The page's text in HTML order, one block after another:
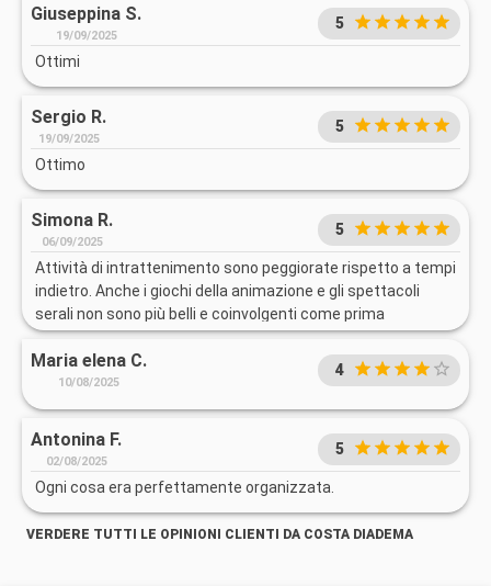
Giuseppina S.
19/09/2025
5
Ottimi
Sergio R.
19/09/2025
5
Ottimo
Simona R.
06/09/2025
5
Attività di intrattenimento sono peggiorate rispetto a tempi
indietro. Anche i giochi della animazione e gli spettacoli
serali non sono più belli e coinvolgenti come prima
Maria elena C.
10/08/2025
4
Antonina F.
02/08/2025
5
Ogni cosa era perfettamente organizzata.
VERDERE TUTTI LE OPINIONI CLIENTI DA COSTA DIADEMA